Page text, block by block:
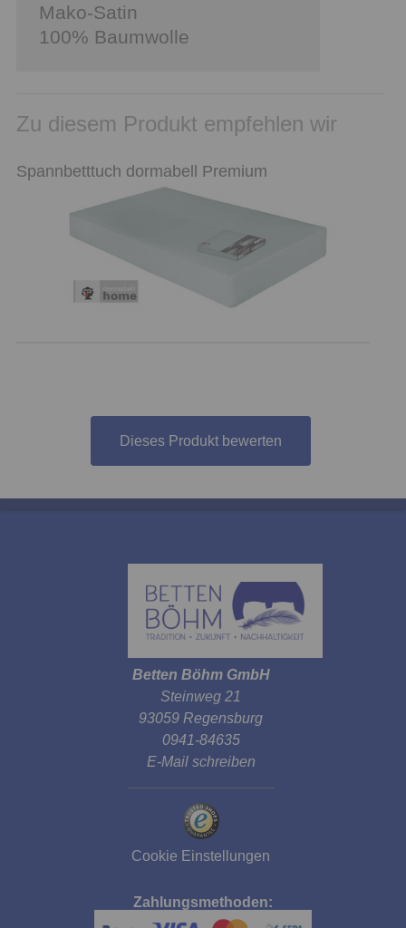
Mako-Satin
100% Baumwolle
Zu diesem Produkt empfehlen wir
Spannbetttuch dormabell Premium
Dieses Produkt bewerten
Betten Böhm GmbH
Steinweg 21
93059 Regensburg
0941-84635
E-Mail schreiben
Cookie Einstellungen
Zahlungsmethoden: